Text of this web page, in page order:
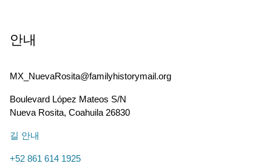
안내
MX_NuevaRosita@familyhistorymail.org
Boulevard López Mateos S/N
Nueva Rosita, Coahuila 26830
길 안내
+52 861 614 1925